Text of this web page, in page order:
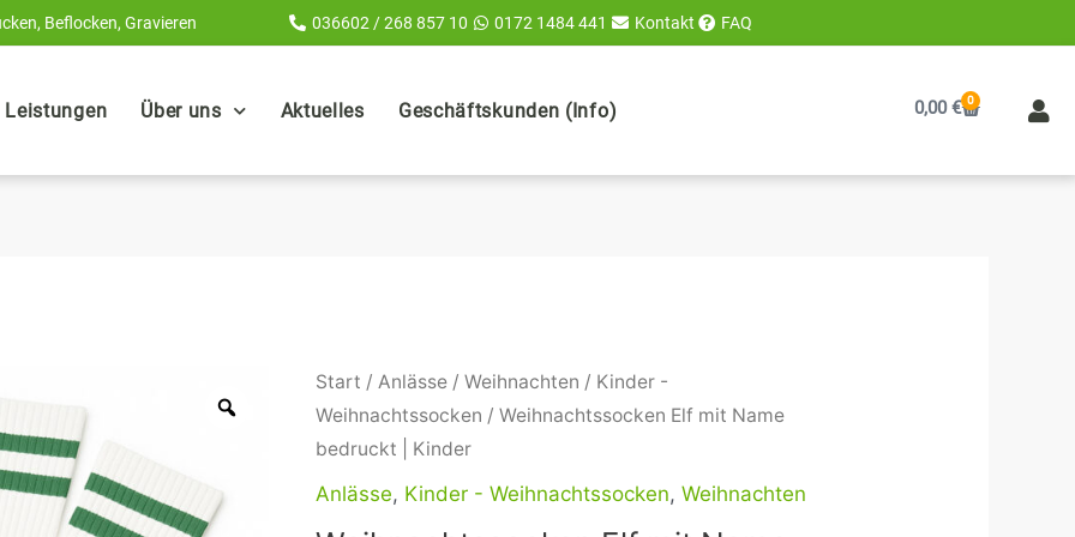
Beflocken, Gravieren 036602 / 268 857 10 0172 1484 441 Kontakt FAQ
Leistungen Über uns Aktuelles Geschäftskunden (Info) 0,00€ 0
Warenkorb
Start / Anlässe/ Weihnachten / Kinder -
Weihnachtssocken / Weihnachtssocken Elf mit Name
bedruckt | Kinder
Anlässe, Kinder - Weihnachtssocken, Weihnachten
Weihnachtssocken
Elf
mit
Name